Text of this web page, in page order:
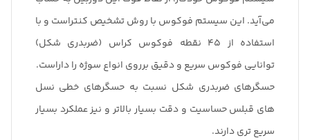
می‌آید. این سیستم فوکوس با روش تشخیص کنتراست و با
استفاده از 45 نقطه فوکوس کراس (ضربدری شکل)
توانایی فوکوس سریع و دقیق برروی انواع سوژه را داراست.
حسگرهای ضربدری شکل نسبت به حسگرهای خطی نسل
های قبلس حساسیت و دقت بسیار بالاتر و نیز عملکرد بسیار
سریع تری دارند.